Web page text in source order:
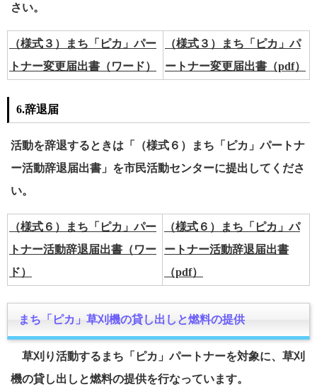
さい。
（様式３）まち「ピカ」パー
トナー変更届出書（ワード）
（様式３）まち「ピカ」パ
ートナー変更届出書（pdf）
6.辞退届
活動を辞退するときは「（様式６）まち「ピカ」パートナ
ー活動辞退届出書」を市民活動センターに提出してくださ
い。
（様式６）まち「ピカ」パー
トナー活動辞退届出書（ワー
ド）
（様式６）まち「ピカ」パ
ートナー活動辞退届出書
（pdf）
まち「ピカ」草刈機の貸し出しと燃料の提供
草刈り活動するまち「ピカ」パートナーを対象に、草刈
機の貸し出しと燃料の提供を行なっています。